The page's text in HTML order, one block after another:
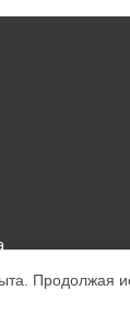
Продолжая